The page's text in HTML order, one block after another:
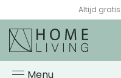
Altijd
Menu